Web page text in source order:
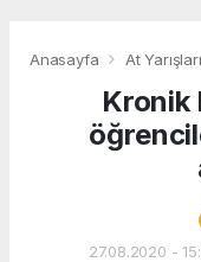
Anasayfa At Yarışları
Kronik
27.08.2020 -